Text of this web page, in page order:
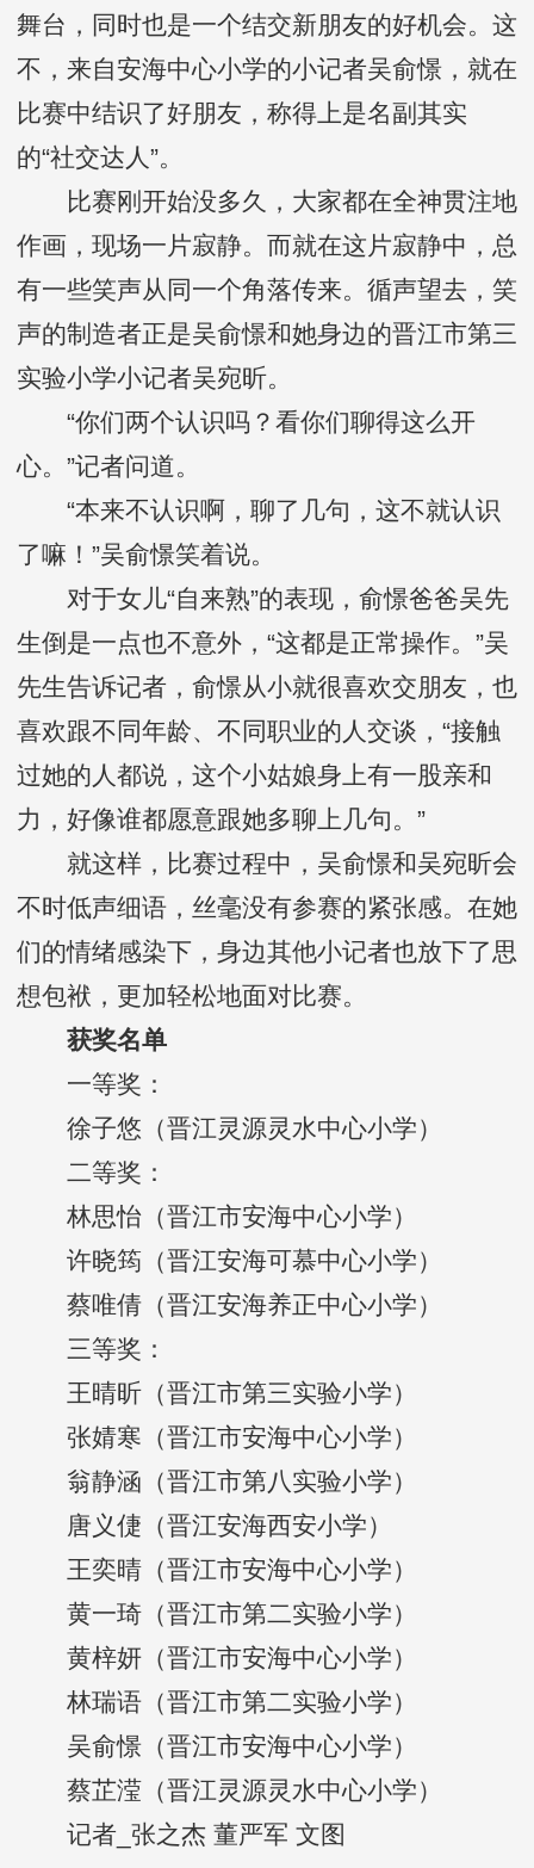
舞台，同时也是一个结交新朋友的好机会。这
不，来自安海中心小学的小记者吴俞憬，就在
比赛中结识了好朋友，称得上是名副其实
的“社交达人”。
比赛刚开始没多久，大家都在全神贯注地
作画，现场一片寂静。而就在这片寂静中，总
有一些笑声从同一个角落传来。循声望去，笑
声的制造者正是吴俞憬和她身边的晋江市第三
实验小学小记者吴宛昕。
“你们两个认识吗？看你们聊得这么开
心。”记者问道。
“本来不认识啊，聊了几句，这不就认识
了嘛！”吴俞憬笑着说。
对于女儿“自来熟”的表现，俞憬爸爸吴先
生倒是一点也不意外，“这都是正常操作。”吴
先生告诉记者，俞憬从小就很喜欢交朋友，也
喜欢跟不同年龄、不同职业的人交谈，“接触
过她的人都说，这个小姑娘身上有一股亲和
力，好像谁都愿意跟她多聊上几句。”
就这样，比赛过程中，吴俞憬和吴宛昕会
不时低声细语，丝毫没有参赛的紧张感。在她
们的情绪感染下，身边其他小记者也放下了思
想包袱，更加轻松地面对比赛。
获奖名单
一等奖：
徐子悠（晋江灵源灵水中心小学）
二等奖：
林思怡（晋江市安海中心小学）
许晓筠（晋江安海可慕中心小学）
蔡唯倩（晋江安海养正中心小学）
三等奖：
王晴昕（晋江市第三实验小学）
张婧寒（晋江市安海中心小学）
翁静涵（晋江市第八实验小学）
唐义倢（晋江安海西安小学）
王奕晴（晋江市安海中心小学）
黄一琦（晋江市第二实验小学）
黄梓妍（晋江市安海中心小学）
林瑞语（晋江市第二实验小学）
吴俞憬（晋江市安海中心小学）
蔡芷滢（晋江灵源灵水中心小学）
记者_张之杰 董严军 文图